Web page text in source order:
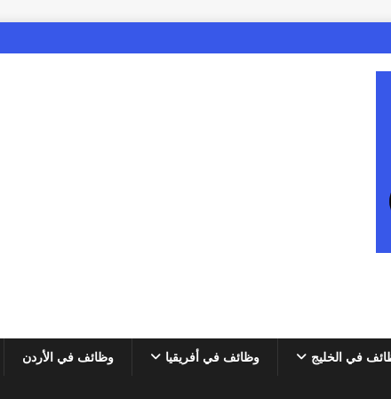
في الخليج وظائف في أفريقيا وظائف في الأردن